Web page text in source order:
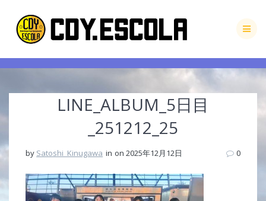
to
content
LINE_ALBUM_5日目
_251212_25
by Satoshi_Kinugawa in on 2025年12月12日 0